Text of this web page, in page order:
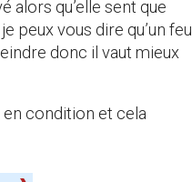
alors qu’elle sent que
peux vous dire qu’un feu
donc il vaut mieux
condition et cela